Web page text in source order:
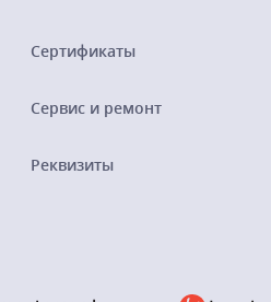
Сертификаты
Сервис и ремонт
Реквизиты